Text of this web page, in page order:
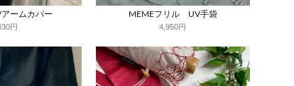
ームカバー
円
MEMEフリル UV手袋
4,950円